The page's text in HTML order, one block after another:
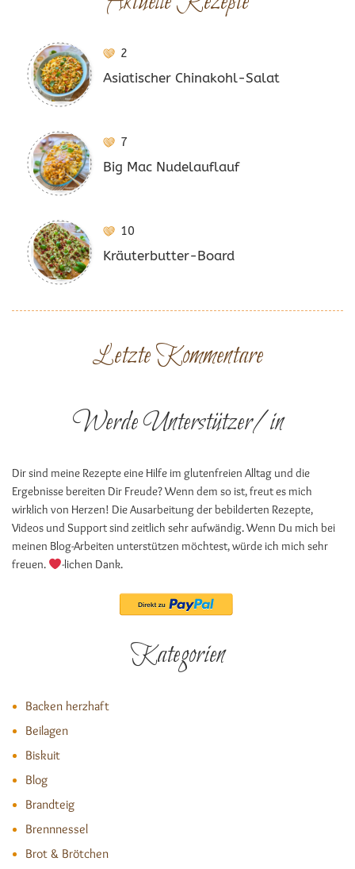
2
Asiatischer Chinakohl-Salat
7
Big Mac Nudelauflauf
10
Kräuterbutter-Board
Letzte Kommentare
Werde Unterstützer/in
Dir sind meine Rezepte eine Hilfe im glutenfreien Alltag und die
Ergebnisse bereiten Dir Freude? Wenn dem so ist, freut es mich
wirklich von Herzen! Die Ausarbeitung der bebilderten Rezepte,
Videos und Support sind zeitlich sehr aufwändig. Wenn Du mich bei
meinen Blog-Arbeiten unterstützen möchtest, würde ich mich sehr
freuen.
-lichen Dank.
Kategorien
Backen herzhaft
Beilagen
Biskuit
Blog
Brandteig
Brennnessel
Brot & Brötchen